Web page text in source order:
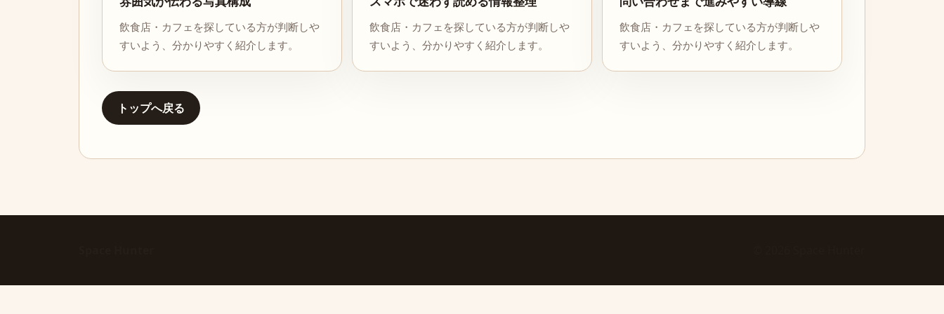
飲食店・カフェを探している方が判断しや
すいよう、分かりやすく紹介します。
飲食店・カフェを探している方が判断しや
すいよう、分かりやすく紹介します。
飲食店・カフェを探している方が判断しや
すいよう、分かりやすく紹介します。
トップへ戻る